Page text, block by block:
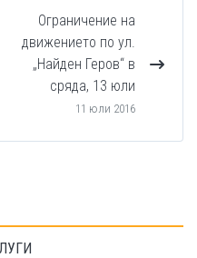
Ограничение на
движението по ул.
„Найден Геров“ в
сряда, 13 юли
11 юли 2016